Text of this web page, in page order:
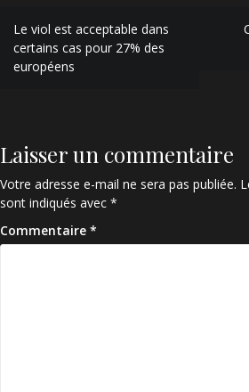
Navigation
de
l’article
Le viol est acceptable dans
certains cas pour 27% des
européens
Laisser un commentaire
Votre adresse e-mail ne sera pas publiée.
sont indiqués avec *
Commentaire *